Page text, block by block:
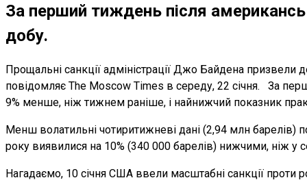
За перший тиждень після
добу.
Прощальні санкції адміністрації Джо Байдена призвели
повідомляє The Moscow Times в середу, 22 січня. За
9% менше, ніж тижнем раніше, і найнижчий показник
Менш волатильні чотиритижневі дані (2,94 млн барелів)
року виявилися на 10% (340 000 барелів) нижчими, ніж у
Нагадаємо, 10 січня США ввели масштабні санкції проти